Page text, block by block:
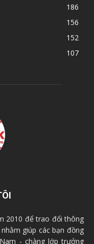
186
156
152
107
2010 để trao đổi thông
giúp các bạn đồng
- chàng lớp trưởng